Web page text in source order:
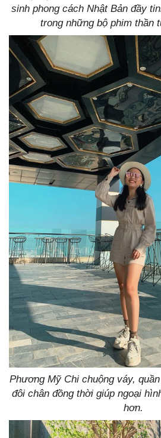
sinh phong cách Nhật Bản đầy
trong những bộ phim thần
Phương Mỹ Chi chuộng váy,
đôi chân đồng thời giúp ngoại
hơn.